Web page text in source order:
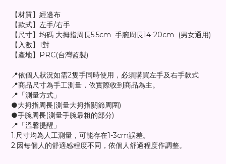
【材質】經邊布
【款式】左手/右手
【尺寸】均碼 大拇指周長5.5cm 手腕周長14-20cm (男女通用)
【入數】1對
【產地】PRC(台灣監製)
📍依個人狀況如需2隻手同時使用，必須購買左手及右手款式
📍商品尺寸為手工測量，依實際收到商品為主。
📍「測量方式」
●大拇指周長(測量大拇指關節周圍)
●手腕周長(測量手腕最粗的部分)
📍「溫馨提醒」
1.尺寸均為人工測量，可能存在1-3cm誤差。
2.因每個人的舒適感程度不同，依個人舒適程度作調整。